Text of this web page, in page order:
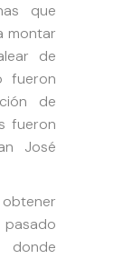
que
montar
de
fueron
de
fueron
José
donde